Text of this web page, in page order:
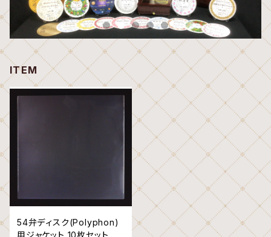
ITEM
54弁ディスク(Polyphon)
用ジャケット 10枚セット